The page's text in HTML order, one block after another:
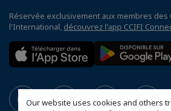
Our website uses cookies and others
Réservée exclusivement aux membres des
l'International, découvrez l'app CCIFI